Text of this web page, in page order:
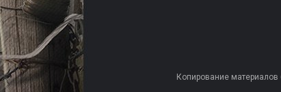
Копирование материалов